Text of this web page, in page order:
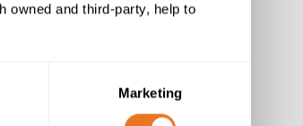
owned and third-party, help to
Marketing